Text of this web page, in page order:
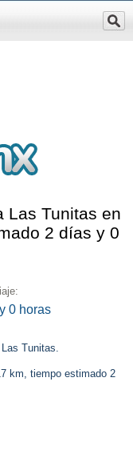
Las Tunitas en
2 días y 0
0 horas
Tunitas.
km, tiempo estimado 2